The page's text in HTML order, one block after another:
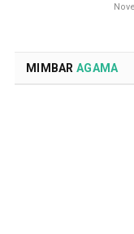
MIMBAR AGAMA